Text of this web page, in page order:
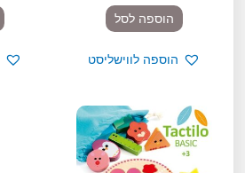
הוספה לסל
הוספה לווישליסט